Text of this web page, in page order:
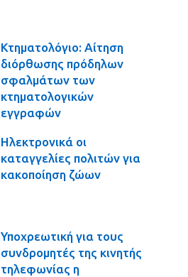
Κτηματολόγιο: Αίτηση
διόρθωσης πρόδηλων
σφαλμάτων των
κτηματολογικών
εγγραφών
Ηλεκτρονικά οι
καταγγελίες πολιτών για
κακοποίηση ζώων
Υποχρεωτική για τους
συνδρομητές της κινητής
τηλεφωνίας η